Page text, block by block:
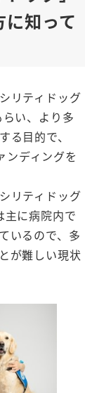
知って
リティドッグ
い、より多
る目的で、
ディングを
リティドッグ
主に病院内で
いるので、多
が難しい現状